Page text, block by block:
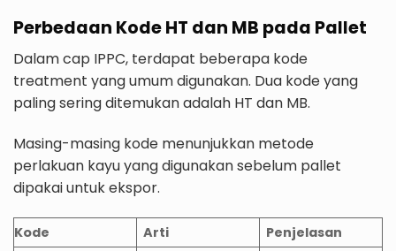
Perbedaan Kode HT dan MB pada Pallet
Dalam cap IPPC, terdapat beberapa kode
treatment yang umum digunakan. Dua kode yang
paling sering ditemukan adalah HT dan MB.
Masing-masing kode menunjukkan metode
perlakuan kayu yang digunakan sebelum pallet
dipakai untuk ekspor.
Kode Arti Penjelasan